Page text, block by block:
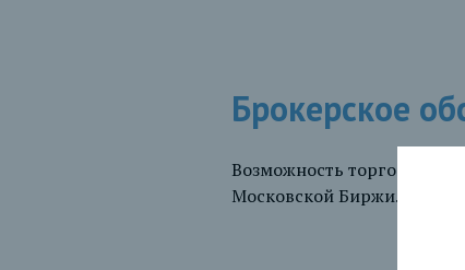
Брокерское
Возможность торговать
Московской Биржи.